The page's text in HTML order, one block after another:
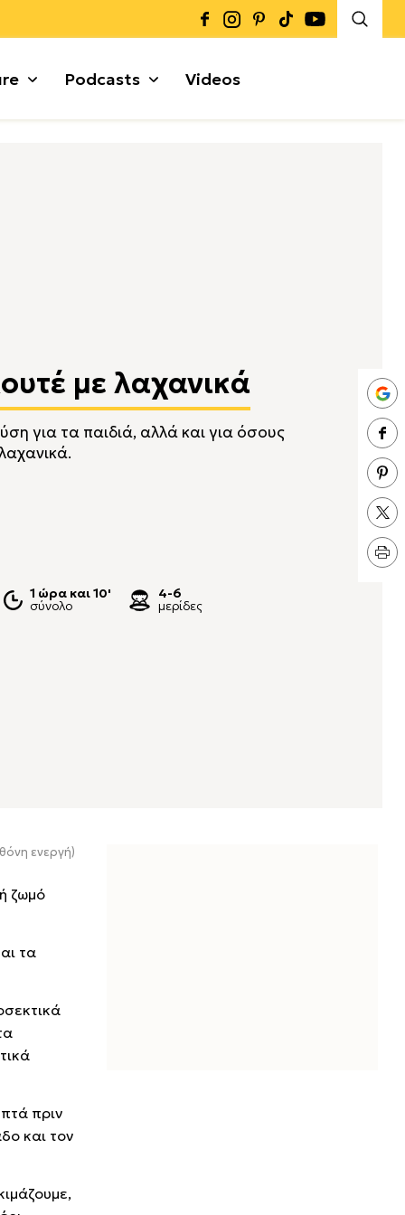
Podcasts Videos
με λαχανικά
για τα παιδιά, αλλά και για όσους
1 ώρα και 10'
σύνολο
4-6
μερίδες
ενεργή)
ζωμό
τα
πριν
και τον